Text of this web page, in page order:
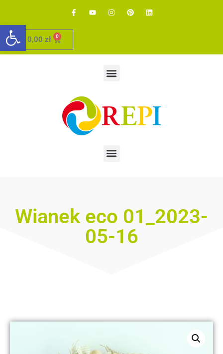
Otwórz pasek narzędzi
0,00 zł 0
Wianek eco 01_2023-
05-16